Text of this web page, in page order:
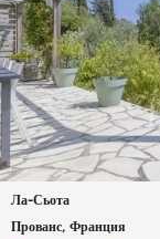
Ла-Сьота
Прованс, Франция